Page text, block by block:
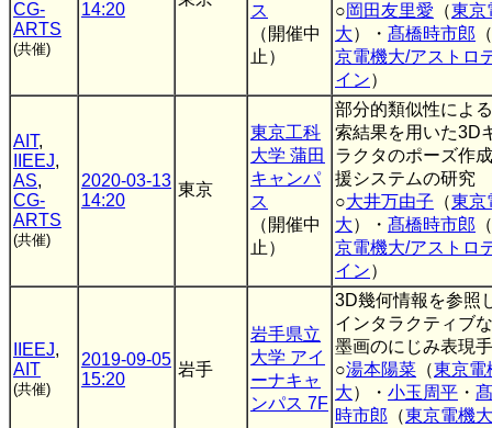
CG-
ARTS
(共催)
14:20
ス
（開催中
止）
○岡田友里愛 （東京
大）・ 髙橋時市郎 （
京電機大/アストロ
イン）
AIT,
IIEEJ,
AS,
CG-
ARTS
(共催)
2020-03-13
14:20
東京
東京工科
大学 蒲田
キャンパ
ス
（開催中
止）
部分的類似性によ
索結果を用いた3D
ラクタのポーズ作
援システムの研究
○大井万由子 （東京
大）・ 髙橋時市郎 （
京電機大/アストロ
イン）
IIEEJ,
AIT
(共催)
2019-09-05
15:20
岩手
岩手県立
大学 アイ
ーナキャ
ンパス 7F
3D幾何情報を参照
インタラクティブ
墨画のにじみ表現
○湯本陽菜 （東京電
大）・ 小玉周平 ・
時市郎 （東京電機